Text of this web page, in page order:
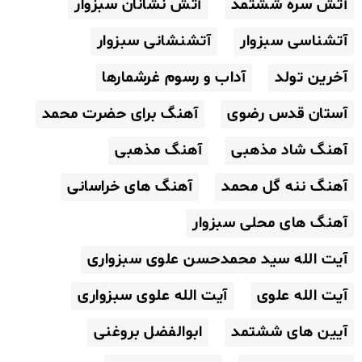
آتش سره ششتمد
آتش نشانان سبزوار
آتشناسی سبزوار
آتشنشانی سبزوار
آخرین تولد
آداب و رسوم غرشمارها
آستان قدس رضوی
آهنگ برای حضرت محمد
آهنگ شاد مذهبی
آهنگ مذهبی
آهنگ ننه گل محمد
آهنگ های خراسانی
آهنگ های محلی سبزوار
آیت الله سید محمدحسن علوی سبزواری
آیت الله علوی
آیت الله علوی سبزواری
آیین های ششتمد
ابوالفضل بروغنی